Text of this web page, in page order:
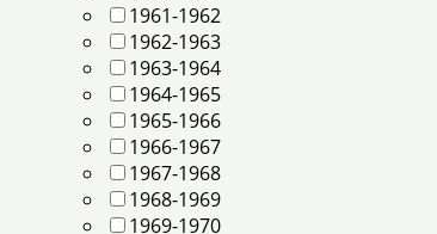
1961-1962
1962-1963
1963-1964
1964-1965
1965-1966
1966-1967
1967-1968
1968-1969
1969-1970